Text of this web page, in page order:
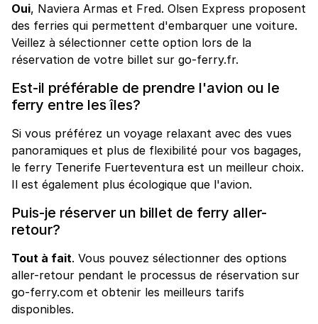
Oui, Naviera Armas et Fred. Olsen Express proposent
des ferries qui permettent d'embarquer une voiture.
Veillez à sélectionner cette option lors de la
réservation de votre billet sur go-ferry.fr.
Est-il préférable de prendre l'avion ou le
ferry entre les îles?
Si vous préférez un voyage relaxant avec des vues
panoramiques et plus de flexibilité pour vos bagages,
le ferry Tenerife Fuerteventura est un meilleur choix.
Il est également plus écologique que l'avion.
Puis-je réserver un billet de ferry aller-
retour?
Tout à fait. Vous pouvez sélectionner des options
aller-retour pendant le processus de réservation sur
go-ferry.com et obtenir les meilleurs tarifs
disponibles.